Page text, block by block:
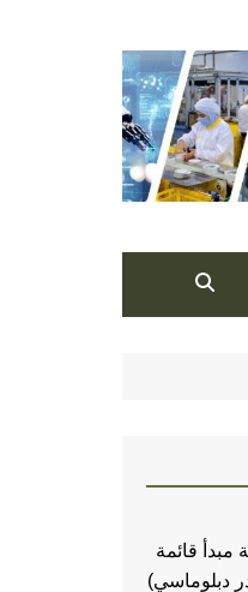
مبدأ قائمة
دبلوماسي)